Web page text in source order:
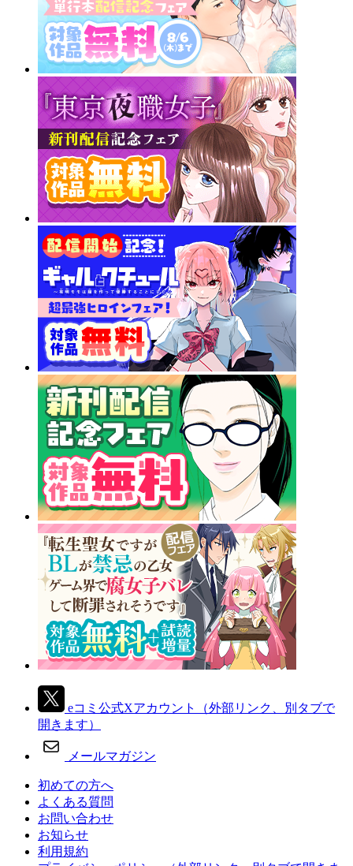
eコミ公式Xアカウント
（外部リンク、別タブで
開きます）
メールマガジン
初めての方へ
よくある質問
お問い合わせ
お知らせ
利用規約